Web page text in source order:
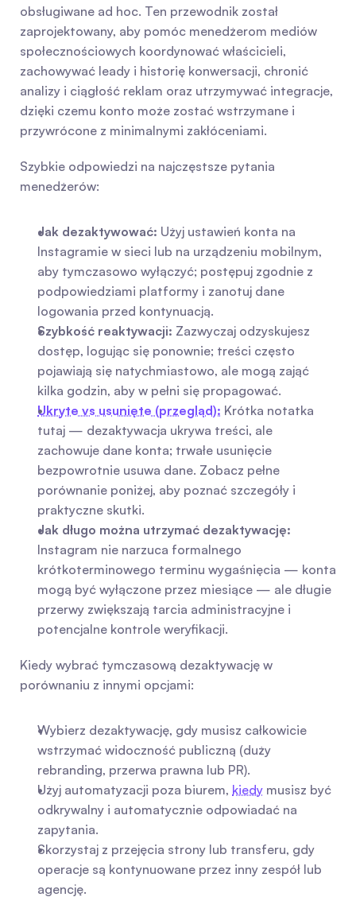
obsługiwane ad hoc. Ten przewodnik został
zaprojektowany, aby pomóc menedżerom mediów
społecznościowych koordynować właścicieli,
zachowywać leady i historię konwersacji, chronić
analizy i ciągłość reklam oraz utrzymywać integracje,
dzięki czemu konto może zostać wstrzymane i
przywrócone z minimalnymi zakłóceniami.
Szybkie odpowiedzi na najczęstsze pytania
menedżerów:
Jak dezaktywować: Użyj ustawień konta na
Instagramie w sieci lub na urządzeniu mobilnym,
aby tymczasowo wyłączyć; postępuj zgodnie z
podpowiedziami platformy i zanotuj dane
logowania przed kontynuacją.
Szybkość reaktywacji: Zazwyczaj odzyskujesz
dostęp, logując się ponownie; treści często
pojawiają się natychmiastowo, ale mogą zająć
kilka godzin, aby w pełni się propagować.
Ukryte vs usunięte (przegląd): Krótka notatka
tutaj — dezaktywacja ukrywa treści, ale
zachowuje dane konta; trwałe usunięcie
bezpowrotnie usuwa dane. Zobacz pełne
porównanie poniżej, aby poznać szczegóły i
praktyczne skutki.
Jak długo można utrzymać dezaktywację:
Instagram nie narzuca formalnego
krótkoterminowego terminu wygaśnięcia — konta
mogą być wyłączone przez miesiące — ale długie
przerwy zwiększają tarcia administracyjne i
potencjalne kontrole weryfikacji.
Kiedy wybrać tymczasową dezaktywację w
porównaniu z innymi opcjami:
Wybierz dezaktywację, gdy musisz całkowicie
wstrzymać widoczność publiczną (duży
rebranding, przerwa prawna lub PR).
Użyj automatyzacji poza biurem, kiedy musisz być
odkrywalny i automatycznie odpowiadać na
zapytania.
Skorzystaj z przejęcia strony lub transferu, gdy
operacje są kontynuowane przez inny zespół lub
agencję.